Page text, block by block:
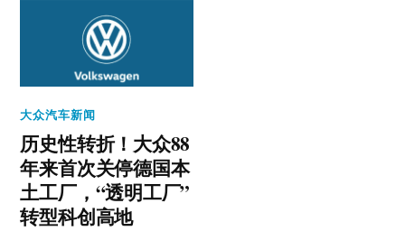
大众汽车新闻
历史性转折！大众88
年来首次关停德国本
土工厂，“透明工厂”
转型科创高地